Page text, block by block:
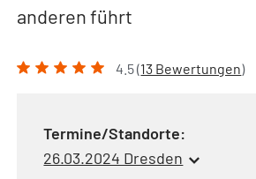
anderen führt
4.5 (13 Bewertungen)
Termine/Standorte:
26.03.2024 Dresden